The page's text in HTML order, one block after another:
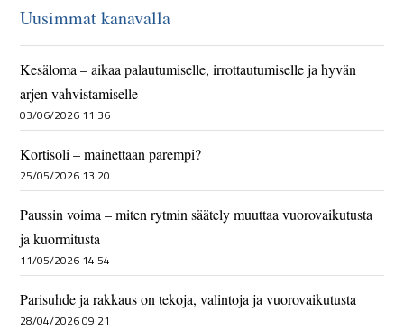
Uusimmat kanavalla
Kesäloma – aikaa palautumiselle, irrottautumiselle ja hyvän
arjen vahvistamiselle
03/06/2026 11:36
Kortisoli – mainettaan parempi?
25/05/2026 13:20
Paussin voima – miten rytmin säätely muuttaa vuorovaikutusta
ja kuormitusta
11/05/2026 14:54
Parisuhde ja rakkaus on tekoja, valintoja ja vuorovaikutusta
28/04/2026 09:21